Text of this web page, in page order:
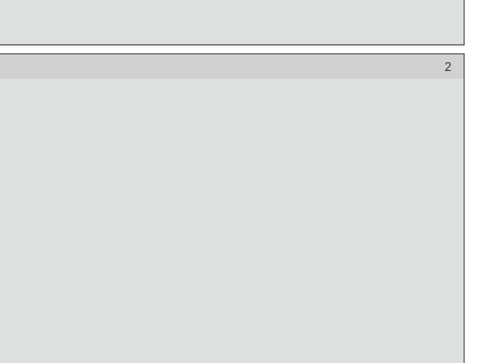
2